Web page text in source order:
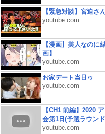
【緊急対談】宮迫さ
youtube.com
【漫画】美人なのに
画】
youtube.com
お家デート当日ゥ
youtube.com
【CH1 前編】2020
会第1日(予選ラウン
youtube.com